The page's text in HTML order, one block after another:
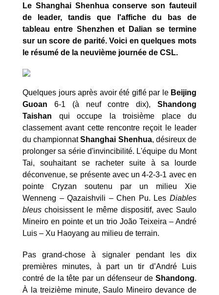
Le Shanghai Shenhua conserve son fauteuil
de leader, tandis que l'affiche du bas de
tableau entre Shenzhen et Dalian se termine
sur un score de parité. Voici en quelques mots
le résumé de la neuvième journée de CSL.
Quelques jours après avoir été giflé par le Beijing
Guoan 6-1 (à neuf contre dix), Shandong
Taishan qui occupe la troisième place du
classement avant cette rencontre reçoit le leader
du championnatShanghai Shenhua, désireux de
prolonger sa série d'invincibilité. L'équipe du Mont
Tai, souhaitant se racheter suite à sa lourde
déconvenue, se présente avec un 4-2-3-1 avec en
pointe Cryzan soutenu par un milieu Xie
Wenneng – Qazaishvili – Chen Pu. Les Diables
bleus choisissent le même dispositif, avec Saulo
Mineiro en pointe et un trio João Teixeira – André
Luis – Xu Haoyang au milieu de terrain.
Pas grand-chose à signaler pendant les dix
premières minutes, à part un tir d’André Luis
contré de la tête par un défenseur de Shandong.
À la treizième minute, Saulo Mineiro devance de